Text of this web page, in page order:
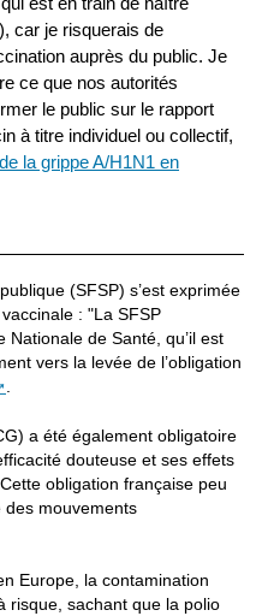
car je risquerais de
auprès du public. Je
ce que nos autorités
le public sur le rapport
à titre individuel ou collectif,
la grippe A/H1N1 en
(SFSP) s’est exprimée
: "La SFSP
de Santé, qu’il est
vers la levée de l’obligation
.
a été également obligatoire
douteuse et ses effets
obligation française peu
des mouvements
Europe, la contamination
risque, sachant que la polio